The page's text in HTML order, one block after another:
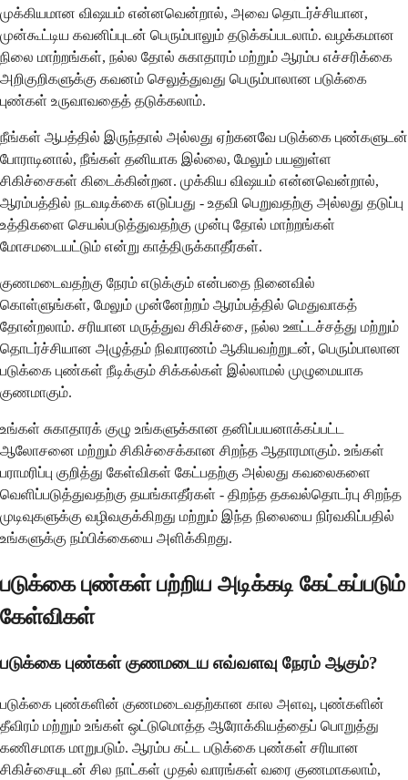
முக்கியமான விஷயம் என்னவென்றால், அவை தொடர்ச்சியான,
முன்கூட்டிய கவனிப்புடன் பெரும்பாலும் தடுக்கப்படலாம். வழக்கமான
நிலை மாற்றங்கள், நல்ல தோல் சுகாதாரம் மற்றும் ஆரம்ப எச்சரிக்கை
அறிகுறிகளுக்கு கவனம் செலுத்துவது பெரும்பாலான படுக்கை
புண்கள் உருவாவதைத் தடுக்கலாம்.
நீங்கள் ஆபத்தில் இருந்தால் அல்லது ஏற்கனவே படுக்கை புண்களுடன்
போராடினால், நீங்கள் தனியாக இல்லை, மேலும் பயனுள்ள
சிகிச்சைகள் கிடைக்கின்றன. முக்கிய விஷயம் என்னவென்றால்,
ஆரம்பத்தில் நடவடிக்கை எடுப்பது - உதவி பெறுவதற்கு அல்லது தடுப்பு
உத்திகளை செயல்படுத்துவதற்கு முன்பு தோல் மாற்றங்கள்
மோசமடையட்டும் என்று காத்திருக்காதீர்கள்.
குணமடைவதற்கு நேரம் எடுக்கும் என்பதை நினைவில்
கொள்ளுங்கள், மேலும் முன்னேற்றம் ஆரம்பத்தில் மெதுவாகத்
தோன்றலாம். சரியான மருத்துவ சிகிச்சை, நல்ல ஊட்டச்சத்து மற்றும்
தொடர்ச்சியான அழுத்தம் நிவாரணம் ஆகியவற்றுடன், பெரும்பாலான
படுக்கை புண்கள் நீடிக்கும் சிக்கல்கள் இல்லாமல் முழுமையாக
குணமாகும்.
உங்கள் சுகாதாரக் குழு உங்களுக்கான தனிப்பயனாக்கப்பட்ட
ஆலோசனை மற்றும் சிகிச்சைக்கான சிறந்த ஆதாரமாகும். உங்கள்
பராமரிப்பு குறித்து கேள்விகள் கேட்பதற்கு அல்லது கவலைகளை
வெளிப்படுத்துவதற்கு தயங்காதீர்கள் - திறந்த தகவல்தொடர்பு சிறந்த
முடிவுகளுக்கு வழிவகுக்கிறது மற்றும் இந்த நிலையை நிர்வகிப்பதில்
உங்களுக்கு நம்பிக்கையை அளிக்கிறது.
படுக்கை புண்கள் பற்றிய அடிக்கடி கேட்கப்படும்
கேள்விகள்
படுக்கை புண்கள் குணமடைய எவ்வளவு நேரம் ஆகும்?
படுக்கை புண்களின் குணமடைவதற்கான கால அளவு, புண்களின்
தீவிரம் மற்றும் உங்கள் ஒட்டுமொத்த ஆரோக்கியத்தைப் பொறுத்து
கணிசமாக மாறுபடும். ஆரம்ப கட்ட படுக்கை புண்கள் சரியான
சிகிச்சையுடன் சில நாட்கள் முதல் வாரங்கள் வரை குணமாகலாம்,